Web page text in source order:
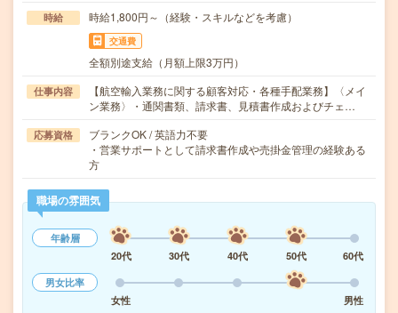
時給 時給1,800円～（経験・スキルなどを考慮）
交通費
全額別途支給（月額上限3万円）
仕事内容
【航空輸入業務に関する顧客対応・各種手配業務】〈メイ
ン業務〉・通関書類、請求書、見積書作成およびチェ…
応募資格
ブランクOK / 英語力不要
・営業サポートとして請求書作成や売掛金管理の経験ある
方
職場の雰囲気
年齢層
20代
30代 40代 50代
60代
男女比率
女性
男性